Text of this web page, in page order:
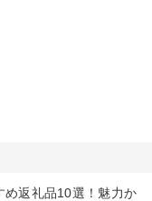
め返礼品10選！魅力か